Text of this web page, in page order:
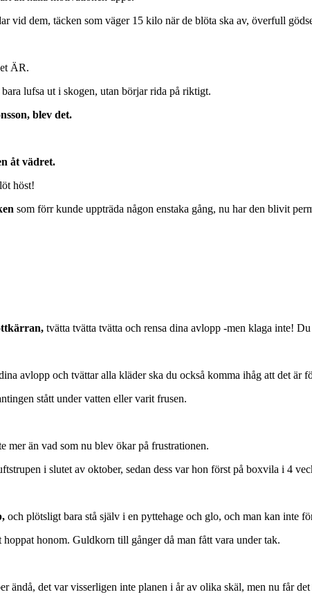
vid dem, täcken som väger 15 kilo när de blöta ska av, överfull
ÄR.
lufsa ut i skogen, utan börjar rida på riktigt.
blev det.
åt vädret.
höst!
som förr kunde uppträda någon enstaka gång, nu har den blivit
tvätta tvätta tvätta och rensa dina avlopp -men klaga inte!
avlopp och tvättar alla kläder ska du också komma ihåg att det är
stått under vatten eller varit frusen.
mer än vad som nu blev ökar på frustrationen.
i slutet av oktober, sedan dess var hon först på boxvila i 4
och plötsligt bara stå själv i en pyttehage och glo, och man kan inte
hoppat honom. Guldkorn till gånger då man fått vara under tak.
ändå, det var visserligen inte planen i år av olika skäl, men nu får det